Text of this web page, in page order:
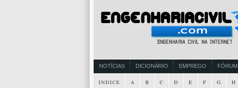
NOTÍCIAS DICIONÁRIO EMPREGO FÓRUM
ÍNDICE A B C D E F G H